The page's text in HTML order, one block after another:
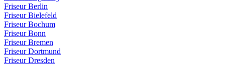
Friseur Berlin
Friseur Bielefeld
Friseur Bochum
Friseur Bonn
Friseur Bremen
Friseur Dortmund
Friseur Dresden